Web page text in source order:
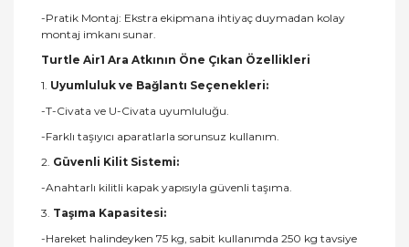
-Pratik Montaj: Ekstra ekipmana ihtiyaç duymadan kolay
montaj imkanı sunar.
Turtle Air1 Ara Atkının Öne Çıkan Özellikleri
1. Uyumluluk ve Bağlantı Seçenekleri:
-T-Civata ve U-Civata uyumluluğu.
-Farklı taşıyıcı aparatlarla sorunsuz kullanım.
2. Güvenli Kilit Sistemi:
-Anahtarlı kilitli kapak yapısıyla güvenli taşıma.
3. Taşıma Kapasitesi:
-Hareket halindeyken 75 kg, sabit kullanımda 250 kg tavsiye